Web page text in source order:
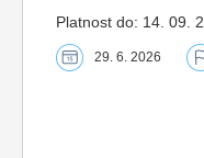
Platnost do: 14. 09.
29. 6. 2026